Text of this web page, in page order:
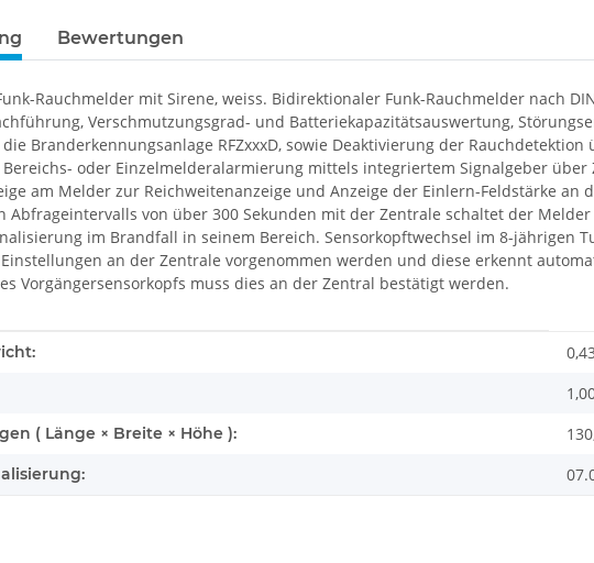
Bewertungen
Rauchmelder mit Sirene, weiss. Bidirektionaler Funk-Rauchmelder nach
Verschmutzungsgrad- und Batteriekapazitätsauswertung,
Branderkennungsanlage RFZxxxD, sowie Deaktivierung der
oder Einzelmelderalarmierung mittels integriertem Signalgeber
am Melder zur Reichweitenanzeige und Anzeige der Einlern-Feldstärke an
Abfrageintervalls von über 300 Sekunden mit der Zentrale schaltet der
im Brandfall in seinem Bereich. Sensorkopftwechsel im 8-jährigen
an der Zentrale vorgenommen werden und diese erkennt
Vorgängersensorkopfs muss dies an der Zentral bestätigt werden.
0,43
( Länge × Breite × Höhe ):